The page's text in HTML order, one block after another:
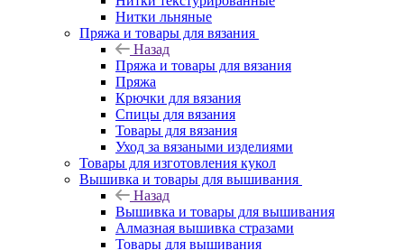
Нитки льняные
Пряжа и товары для вязания
Назад
Пряжа и товары для вязания
Пряжа
Крючки для вязания
Спицы для вязания
Товары для вязания
Уход за вязаными изделиями
Товары для изготовления кукол
Вышивка и товары для вышивания
Назад
Вышивка и товары для вышивания
Алмазная вышивка стразами
Товары для вышивания